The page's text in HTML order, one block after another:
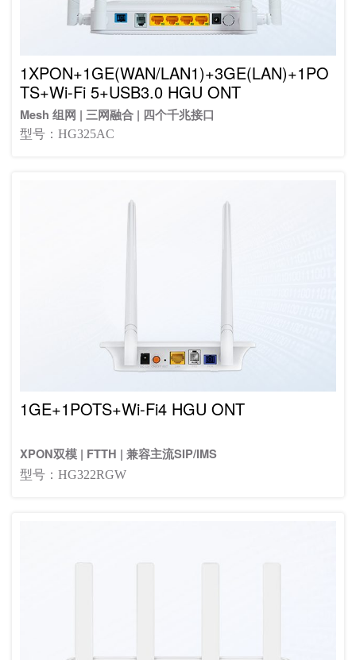
1XPON+1GE(WAN/LAN1)+3GE(LAN)+1PO
TS+Wi-Fi 5+USB3.0 HGU ONT
Mesh 组网 | 三网融合 | 四个千兆接口
型号：HG325AC
1GE+1POTS+Wi-Fi4 HGU ONT
XPON双模 | FTTH | 兼容主流SIP/IMS
型号：HG322RGW